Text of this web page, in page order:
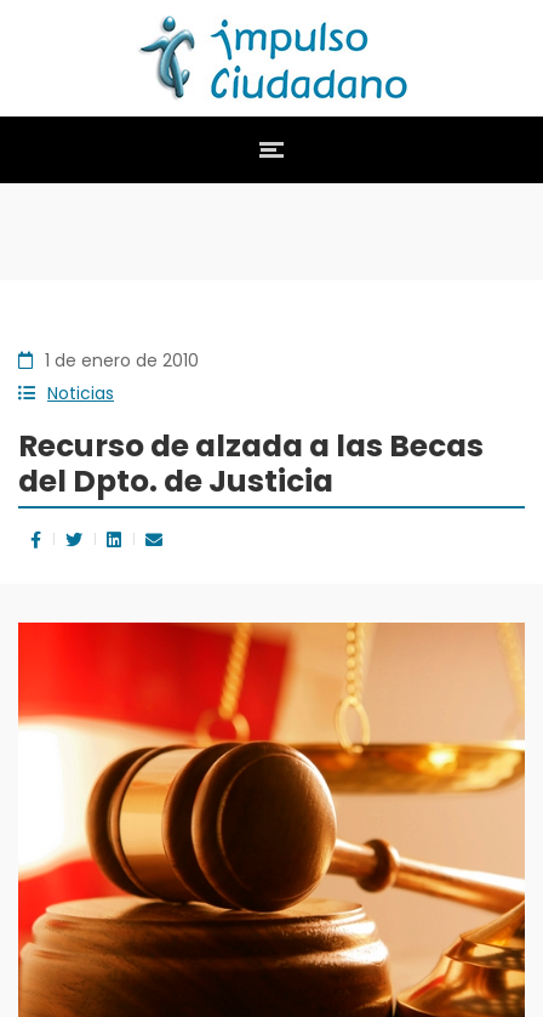
1 de enero de 2010
Noticias
Recurso de alzada a las Becas
del Dpto. de Justicia